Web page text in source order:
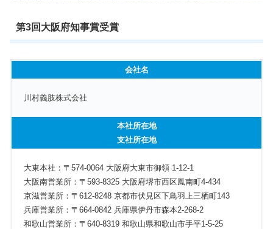
第3回大阪府知事賞受賞
会社名
川村義肢株式会社
本社所在地
支社所在地
大東本社：〒574-0064 大阪府大東市御領 1-12-1
大阪南営業所：〒593-8325 大阪府堺市西区鳳南町4-434
京滋営業所：〒612-8248 京都市伏見区下鳥羽上三栖町143
兵庫営業所：〒664-0842 兵庫県伊丹市森本2-268-2
和歌山営業所：〒640-8319 和歌山県和歌山市手平1-5-25